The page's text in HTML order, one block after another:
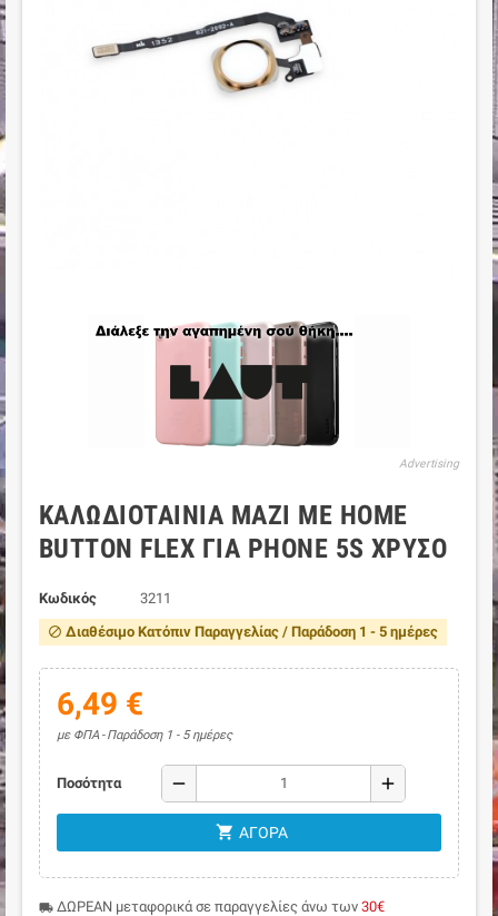
Advertising
ΚΑΛΩΔΙΟΤΑΙΝΊΑ ΜΑΖΊ ΜΕ HOME
BUTTON FLEX ΓΙΑ PHONE 5S ΧΡΥΣΌ
Κωδικός 3211
block Διαθέσιμο Κατόπιν Παραγγελίας / Παράδοση 1 - 5 ημέρες
6,49 €
με ΦΠΑ Παράδοση 1 - 5 ημέρες
Ποσότητα remove add
shopping_cart ΑΓΟΡΆ
local_shipping ΔΩΡΕΑΝ μεταφορικά σε παραγγελίες άνω των 30€